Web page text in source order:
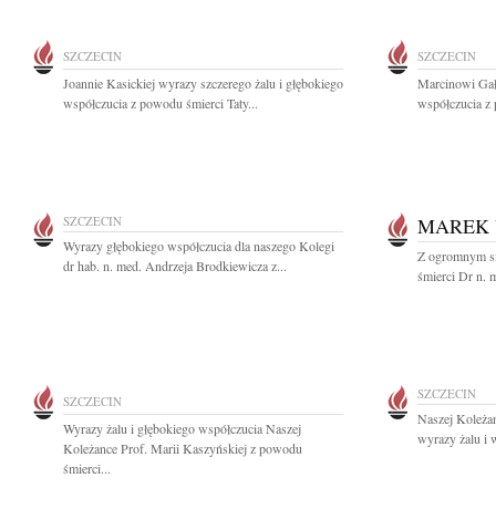
SZCZECIN
Joannie Kasickiej wyrazy szczerego żalu i głębokiego
współczucia z powodu śmierci Taty...
SZCZECIN
Marcinowi
współczucia
SZCZECIN
Wyrazy głębokiego współczucia dla naszego Kolegi
dr hab. n. med. Andrzeja Brodkiewicza z...
MAREK
Z ogromnym
śmierci Dr n.
SZCZECIN
Wyrazy żalu i głębokiego współczucia Naszej
Koleżance Prof. Marii Kaszyńskiej z powodu
śmierci...
SZCZECIN
Naszej
wyrazy żalu i